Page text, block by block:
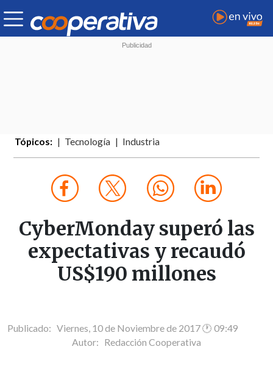
Tópicos: Tecnología Industria
CyberMonday superó las
expectativas y recaudó
US$190 millones
Publicado: Viernes, 10 de Noviembre de 2017 🕐 09:49
Autor: Redacción Cooperativa